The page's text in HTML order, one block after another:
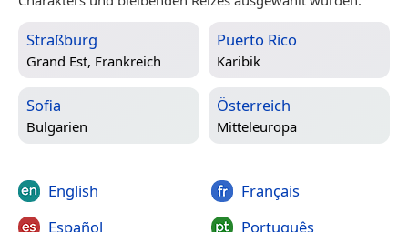
Straßburg
Grand Est, Frankreich
Puerto Rico
Karibik
Sofia
Bulgarien
Österreich
Mitteleuropa
English
Español
Français
Português